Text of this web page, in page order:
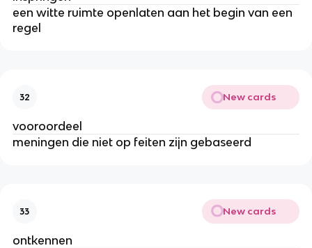
een witte ruimte openlaten aan het begin van een
regel
32 New cards
vooroordeel
meningen die niet op feiten zijn gebaseerd
33 New cards
ontkennen